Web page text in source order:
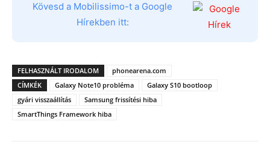
Kövesd a Mobilissimo-t a Google
Hírekben itt:
FELHASZNÁLT IRODALOM
phonearena.com
CÍMKÉK
Galaxy Note10 probléma
Galaxy S10 bootloop
gyári visszaállítás
Samsung frissítési hiba
SmartThings Framework hiba